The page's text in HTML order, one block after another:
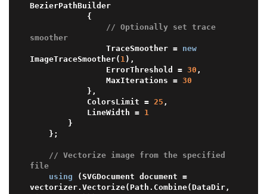
BezierPathBuilder
// Optionally set trace
smoother
                TraceSmoother =
new
ImageTraceSmoother( 1 ),
                ErrorThreshold =
30 ,
                MaxIterations =
30
            ColorsLimit =
25 ,
            LineWidth =
1
// Vectorize image from the specified
file
using (SVGDocument document =